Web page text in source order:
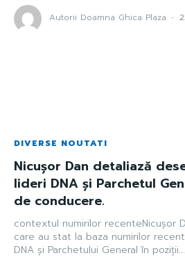
Autorii Doamna Ghica Plaza -
DIVERSE NOUTATI
Nicușor Dan detaliază
lideri DNA și Parchetul
de conducere.
contextul numirilor recenteNicușor
care au stat la baza numirilor
DNA și Parchetului General în poziții...